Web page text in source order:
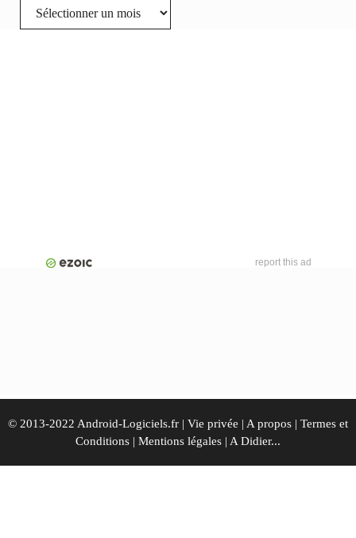
Archives
report this ad
© 2013-2022 Android-Logiciels.fr | Vie privée | A propos | Termes et
Conditions | Mentions légales | A Didier...